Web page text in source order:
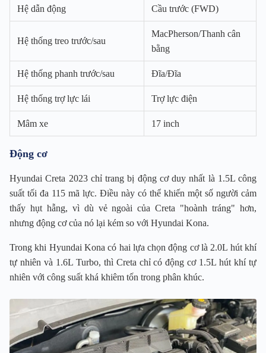
Hệ dẫn động Cầu trước (FWD)
Hệ thống treo trước/sau
MacPherson/Thanh cân
bằng
Hệ thống phanh trước/sau Đĩa/Đĩa
Hệ thống trợ lực lái Trợ lực điện
Mâm xe 17 inch
Động cơ
Hyundai Creta 2023 chỉ trang bị động cơ duy nhất là 1.5L công
suất tối đa 115 mã lực. Điều này có thể khiến một số người cảm
thấy hụt hẫng, vì dù vẻ ngoài của Creta "hoành tráng" hơn,
nhưng động cơ của nó lại kém so với Hyundai Kona.
Trong khi Hyundai Kona có hai lựa chọn động cơ là 2.0L hút khí
tự nhiên và 1.6L Turbo, thì Creta chỉ có động cơ 1.5L hút khí tự
nhiên với công suất khá khiêm tốn trong phân khúc.